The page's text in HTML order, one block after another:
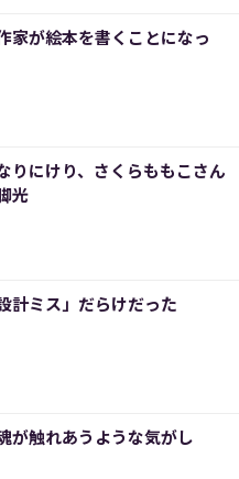
家が絵本を書くことになっ
りにけり、さくらももこさん
光
計ミス」だらけだった
が触れあうような気がし